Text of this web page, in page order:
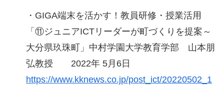
・GIGA端末を活かす！教員研修・授業活用
「⑪ジュニアICTリーダーが町づくりを提案～
大分県玖珠町」中村学園大学教育学部 山本朋
弘教授 2022年 5月6日
https://www.kknews.co.jp/post_ict/20220502_1